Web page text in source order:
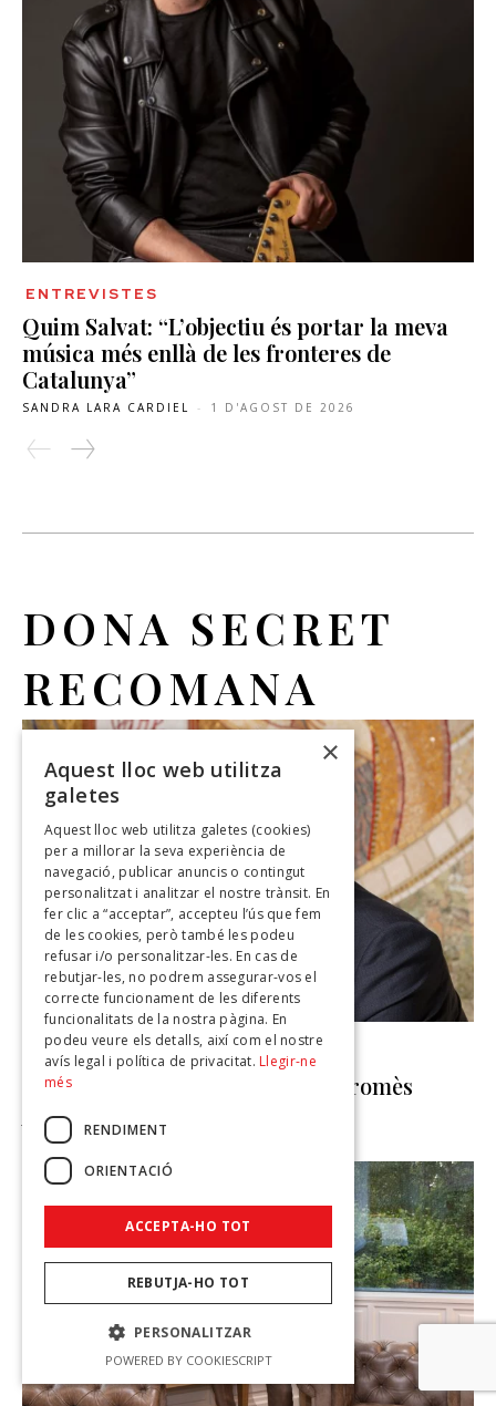
ENTREVISTES
Quim Salvat: “L’objectiu és portar la meva
música més enllà de les fronteres de
Catalunya”
SANDRA LARA CARDIEL - 1 D'AGOST DE 2026
DONA SECRET
RECOMANA
ENTREVISTES
Pepe Chisvert: Optimista i compromès
JOSEP SEGURA
×
Aquest lloc web utilitza
galetes
Aquest lloc web utilitza galetes (cookies)
per a millorar la seva experiència de
navegació, publicar anuncis o contingut
personalitzat i analitzar el nostre trànsit. En
fer clic a “acceptar”, accepteu l’ús que fem
de les cookies, però també les podeu
refusar i/o personalitzar-les. En cas de
rebutjar-les, no podrem assegurar-vos el
correcte funcionament de les diferents
funcionalitats de la nostra pàgina. En
podeu veure els detalls, així com el nostre
avís legal i política de privacitat. Llegir-ne
més
RENDIMENT
ORIENTACIÓ
ACCEPTA-HO TOT
REBUTJA-HO TOT
PERSONALITZAR
POWERED BY COOKIESCRIPT